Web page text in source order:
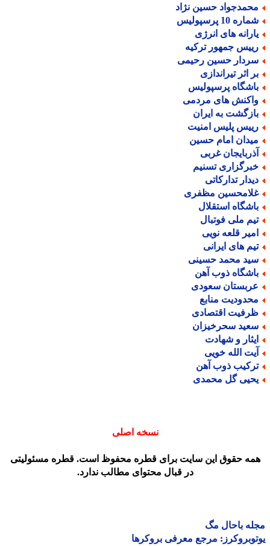
حسین نژاد
10 پرسپولیس
های انرژی
جمهور ترکیه
حسین رحیمی
اثر تیراندازی
پرسپولیس
های مردمی
به ایران
پلیس امنیت
امام حسین
غربی
تسنیم
تدارکاتی
مظفری
استقلال
ملی فوتبال
قلعه نویی
های ایرانی
محمد حسینی
ذوب آهن
سعودی
منابع
اقتصادی
سحرخیزان
و شهادت
الله خویی
ذوب آهن
گل محمدی
نسخه اصلی
حقوق این سایت برای قطره محفوظ است. قطره مسئولیتی
در قبال محتوای مطالب ندارد.
باحال مگ
مرجع معرفی بروکرها